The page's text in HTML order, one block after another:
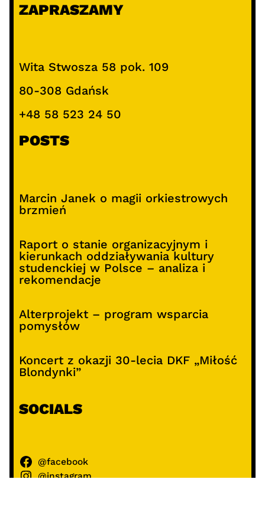
ZAPRASZAMY
Wita Stwosza 58 pok. 109
80-308 Gdańsk
+48 58 523 24 50
POSTS
Marcin Janek o magii orkiestrowych
brzmień
Raport o stanie organizacyjnym i
kierunkach oddziaływania kultury
studenckiej w Polsce – analiza i
rekomendacje
Alterprojekt – program wsparcia
pomysłów
Koncert z okazji 30-lecia DKF „Miłość
Blondynki”
SOCIALS
@facebook
@instagram